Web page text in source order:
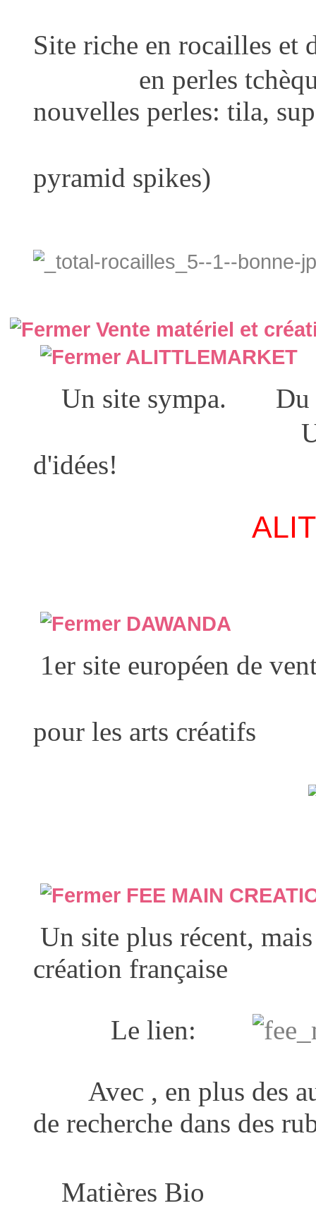
Site riche en rocailles et
en perles tchèques
nouvelles perles: tila,
pyramid spikes)
Vente matériel et
ALITTLEMARKET
Un site sympa. Du
Une mine
d'idées!
DAWANDA
1er site européen de
pour les arts créatifs
FEE MAIN
Un site plus récent,
création française
Le lien:
Avec , en plus des
de recherche dans des
Matières Bio